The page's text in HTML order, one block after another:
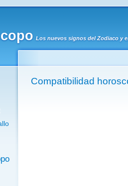
Los nuevos signos del Zodiaco y
Compatibilidad